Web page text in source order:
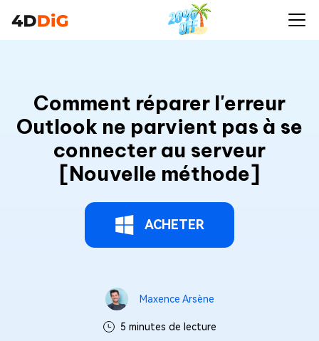
Comment réparer l'erreur
Outlook ne parvient pas à se
connecter au serveur
[Nouvelle méthode]
ACHETER
Maxence Arsène
5 minutes de lecture